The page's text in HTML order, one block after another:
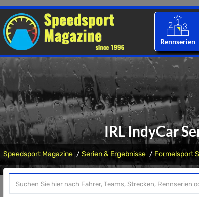
Rennserien
IRL IndyCar
Speedsport Magazine Serien & Ergebnisse Formelsport